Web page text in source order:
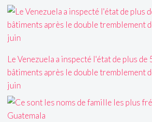
Le Venezuela a inspecté l'état de plus de
bâtiments après le double tremblement
juin